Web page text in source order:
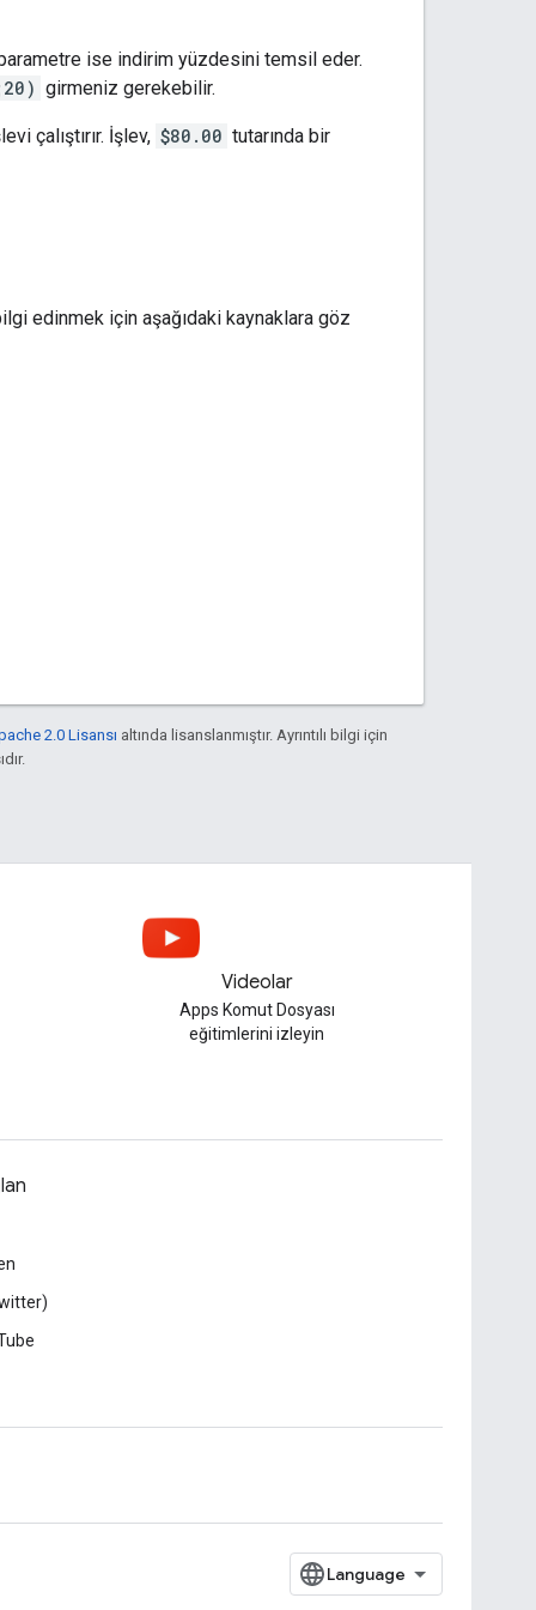
ise indirim yüzdesini temsil eder.
girmeniz gerekebilir.
çalıştırır. İşlev, $80.00 tutarında bir
edinmek için aşağıdaki kaynaklara göz
2.0 Lisansı altında lisanslanmıştır. Ayrıntılı bilgi için
Videolar
Apps Komut Dosyası
eğitimlerini izleyin